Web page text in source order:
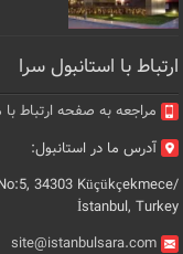
ارتباط با استانبول سرا
مراجعه به صفحه ارتباط با
آدرس ما در استانبول:
34303 Küçükçekmece/
İstanbul, Turkey
site@istanbulsara.com